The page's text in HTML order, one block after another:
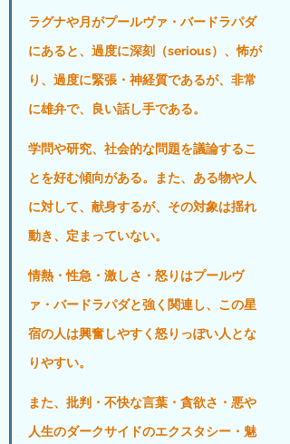
ラグナや月がプールヴァ・バードラパダ
にあると、過度に深刻（serious）、怖が
り、過度に緊張・神経質であるが、非常
に雄弁で、良い話し手である。
学問や研究、社会的な問題を議論するこ
とを好む傾向がある。また、ある物や人
に対して、献身するが、その対象は揺れ
動き、定まっていない。
情熱・性急・激しさ・怒りはプールヴ
ァ・バードラパダと強く関連し、この星
宿の人は興奮しやすく怒りっぽい人とな
りやすい。
また、批判・不快な言葉・貪欲さ・悪や
人生のダークサイドのエクスタシー・魅